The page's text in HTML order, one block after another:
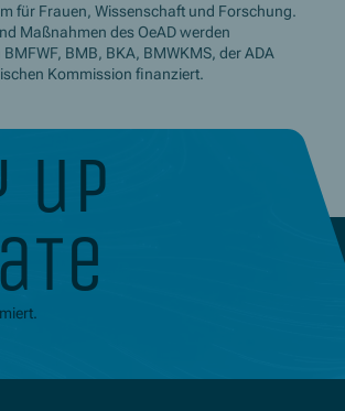
für Frauen, Wissenschaft und Forschung.
Maßnahmen des OeAD werden
BMB, BKA, BMWKMS, der ADA
Kommission finanziert.
up
Fenster)